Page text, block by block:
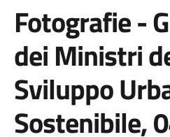
Fotografie -
dei Ministri
Sviluppo
Sostenibile,